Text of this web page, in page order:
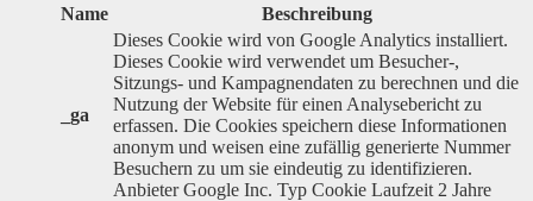
Name
Beschreibung
_ga
Dieses Cookie wird von Google Analytics installiert.
Dieses Cookie wird verwendet um Besucher-,
Sitzungs- und Kampagnendaten zu berechnen und die
Nutzung der Website für einen Analysebericht zu
erfassen. Die Cookies speichern diese Informationen
anonym und weisen eine zufällig generierte Nummer
Besuchern zu um sie eindeutig zu identifizieren.
Anbieter Google Inc. Typ Cookie Laufzeit 2 Jahre